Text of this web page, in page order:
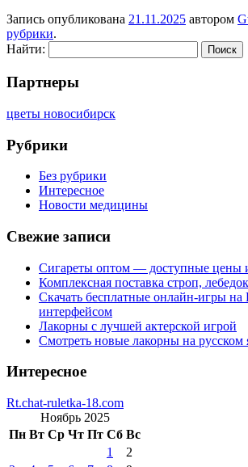
Запись опубликована 21.11.2025 автором
рубрики.
Найти:
Партнеры
цветы новосибирск
Рубрики
Без рубрики
Интересное
Новости медицины
Свежие записи
Сигареты оптом — доступные цены
Комплексная поставка строп,
Скачать бесплатные онлайн-игры
интерфейсом
Лакорны с лучшей актерской игрой
Смотреть новые лакорны на русском
Интересное
Rt.chat-ruletka-18.com
Ноябрь 2025
Пн Вт Ср Чт Пт Сб Вс
1
2